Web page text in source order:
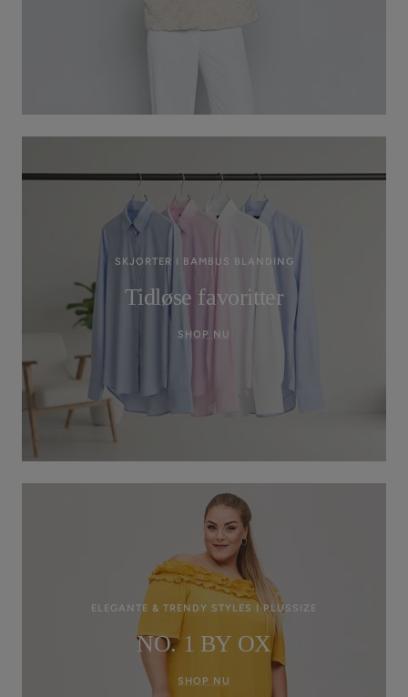
SKJORTER I BAMBUS BLANDING
Tidløse favoritter
SHOP NU
ELEGANTE & TRENDY STYLES I PLUSSIZE
NO. 1 BY OX
SHOP NU